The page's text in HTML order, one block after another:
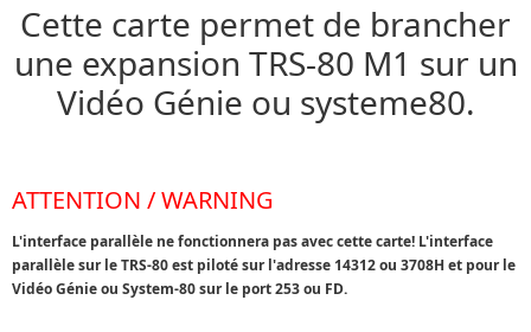
Cette carte permet de brancher
une expansion TRS-80 M1 sur un
Vidéo Génie ou systeme80.
ATTENTION / WARNING
L'interface parallèle ne fonctionnera pas avec cette carte! L'interface
parallèle sur le TRS-80 est piloté sur l'adresse 14312 ou 3708H et pour le
Vidéo Génie ou System-80sur le port 253 ou FD.